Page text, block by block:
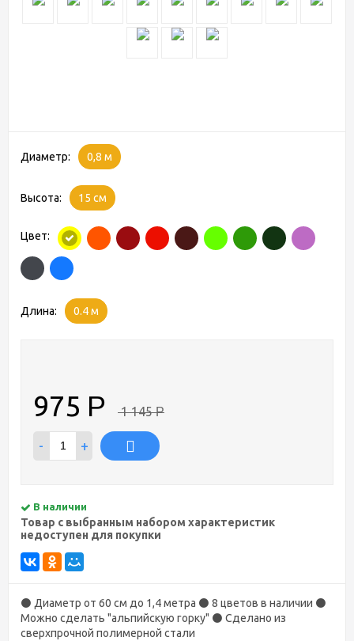
Диаметр: 0,8 м
Высота: 15 см
Цвет:
Длина: 0.4 м
975 Р 1 145Р
- +
В наличии
Товар с выбранным набором характеристик
недоступен для покупки
⚫ Диаметр от 60 см до 1,4 метра ⚫ 8 цветов в наличии ⚫
Можно сделать "альпийскую горку" ⚫ Сделано из
сверхпрочной полимерной стали